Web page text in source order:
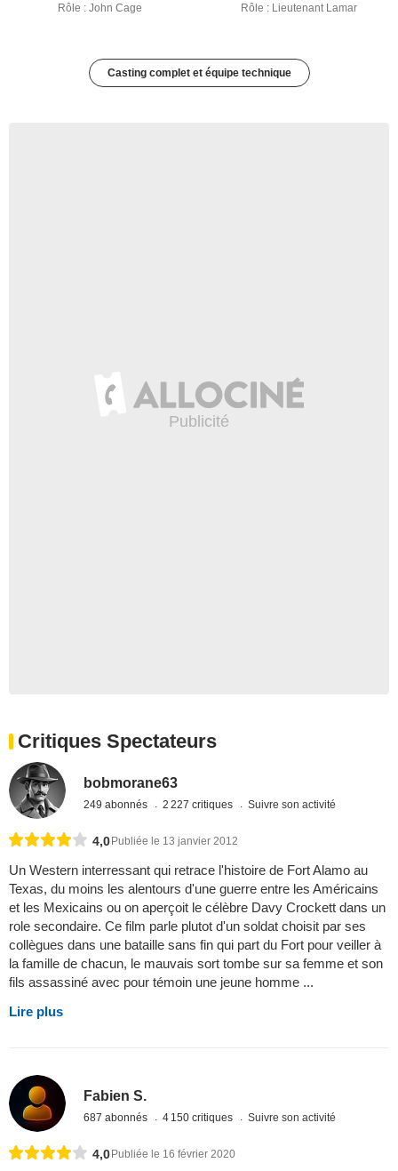
Rôle : John Cage Rôle : Lieutenant Lamar
Casting complet et équipe technique
Critiques Spectateurs
bobmorane63
249 abonnés 2 227 critiques Suivre son activité
4,0 Publiée le 13 janvier 2012
Un Western interressant qui retrace l'histoire de Fort Alamo au
Texas, du moins les alentours d'une guerre entre les Américains
et les Mexicains ou on aperçoit le célèbre Davy Crockett dans un
role secondaire. Ce film parle plutot d'un soldat choisit par ses
collègues dans une bataille sans fin qui part du Fort pour veiller à
la famille de chacun, le mauvais sort tombe sur sa femme et son
fils assassiné avec pour témoin une jeune homme ...
Lire plus
Fabien S.
687 abonnés 4 150 critiques Suivre son activité
4,0 Publiée le 16 février 2020